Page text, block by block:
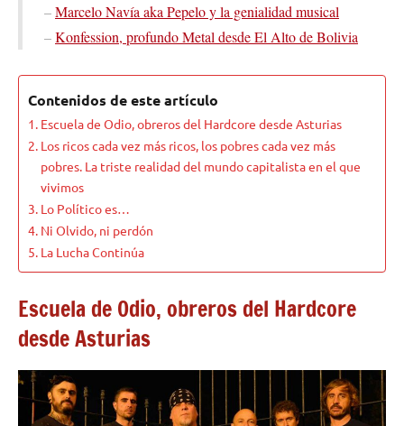
–Marcelo Navía aka Pepelo y la genialidad musical
–Konfession, profundo Metal desde El Alto de Bolivia
Contenidos de este artículo
Escuela de Odio, obreros del Hardcore desde Asturias
Los ricos cada vez más ricos, los pobres cada vez más
pobres. La triste realidad del mundo capitalista en el que
vivimos
Lo Político es…
Ni Olvido, ni perdón
La Lucha Continúa
Escuela de Odio, obreros del Hardcore
desde Asturias